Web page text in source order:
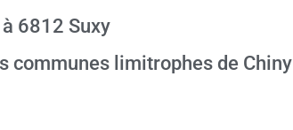
6812 Suxy
communes limitrophes de Chiny